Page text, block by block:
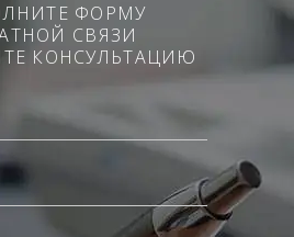
ФОРМУ
СВЯЗИ
КОНСУЛЬТАЦИЮ